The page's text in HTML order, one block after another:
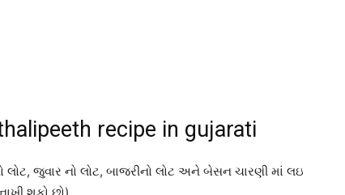
recipe in gujarati
જુવાર નો લોટ, બાજરીનો લોટ અને બેસન ચારણી માં લઇ